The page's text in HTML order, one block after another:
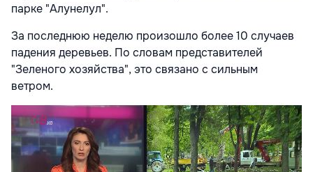
парке "Алунелул".
За последнюю неделю произошло более 10 случаев
падения деревьев. По словам представителей
"Зеленого хозяйства", это связано с сильным
ветром.